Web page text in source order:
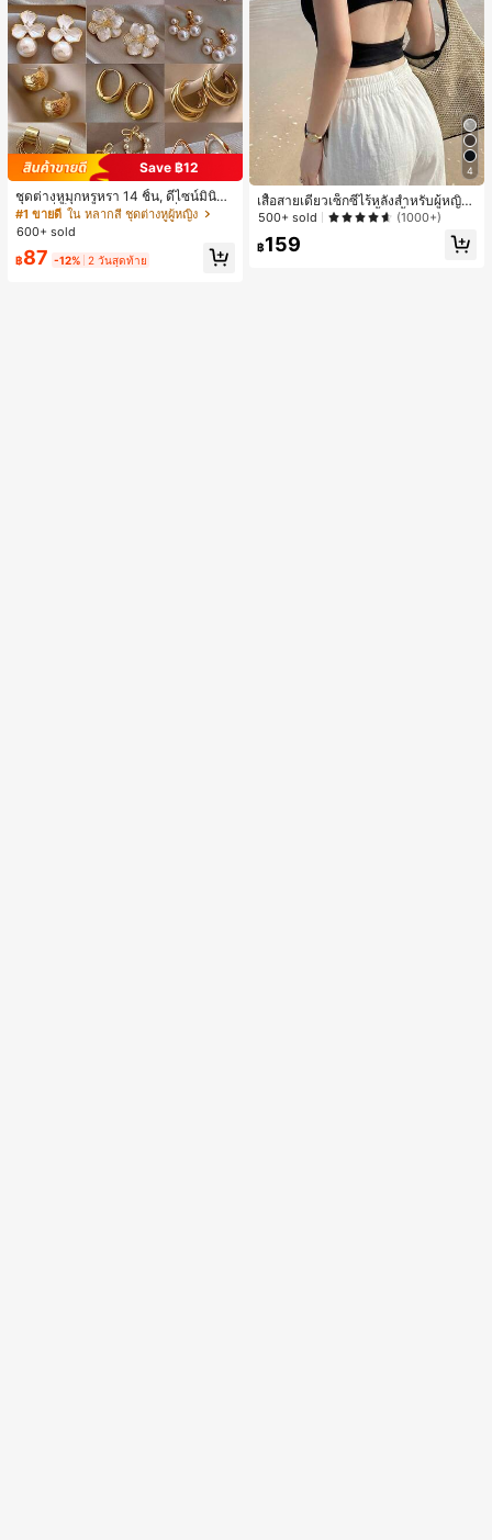
Save ฿12
ชุดต่างหูมุกหรูหรา 14 ชิ้น, ดีไซน์มินิมอ
ลใหม่ที่เป็นเอกลักษณ์ ต่างหูที่สง่างาม
สำหรับผู้หญิง, ของขวัญสำหรับเธอ
#1 ขายดี ใน หลากสี ชุดต่างหูผู้หญิง
600+ sold
฿87 -12% 2 วันสุดท้าย
4
เสื้อสายเดี่ยวเซ็กซี่ไร้หลังสำหรับผู้หญิง
พร้อมบราแบบมีฟองน้ำ, เสื้อกล้ามแขน
500+ sold (1000+)
฿159